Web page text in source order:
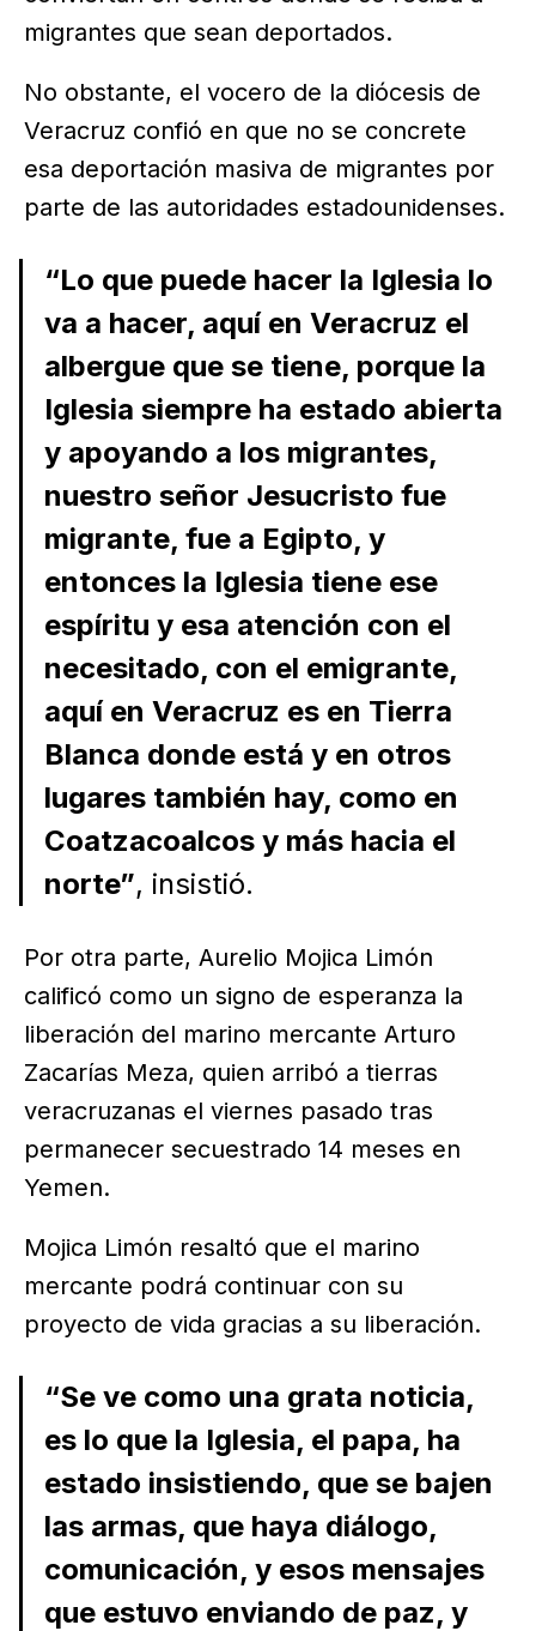
migrantes que sean deportados.
No obstante, el vocero de la diócesis de
Veracruz confió en que no se concrete
esa deportación masiva de migrantes por
parte de las autoridades estadounidenses.
“Lo que puede hacer la Iglesia lo
va a hacer, aquí en Veracruz el
albergue que se tiene, porque la
Iglesia siempre ha estado abierta
y apoyando a los migrantes,
nuestro señor Jesucristo fue
migrante, fue a Egipto, y
entonces la Iglesia tiene ese
espíritu y esa atención con el
necesitado, con el emigrante,
aquí en Veracruz es en Tierra
Blanca donde está y en otros
lugares también hay, como en
Coatzacoalcos y más hacia el
norte”, insistió.
Por otra parte, Aurelio Mojica Limón
calificó como un signo de esperanza la
liberación del marino mercante Arturo
Zacarías Meza, quien arribó a tierras
veracruzanas el viernes pasado tras
permanecer secuestrado 14 meses en
Yemen.
Mojica Limón resaltó que el marino
mercante podrá continuar con su
proyecto de vida gracias a su liberación.
“Se ve como una grata noticia,
es lo que la Iglesia, el papa, ha
estado insistiendo, que se bajen
las armas, que haya diálogo,
comunicación, y esos mensajes
que estuvo enviando de paz, y